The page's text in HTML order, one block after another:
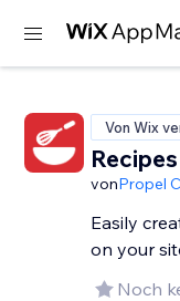
Von Wix
vonPropel
Easily
on your
Noch